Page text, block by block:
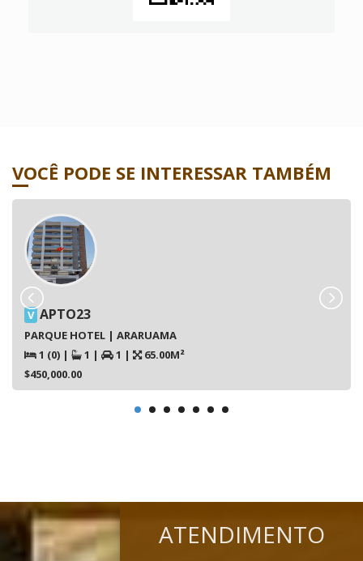
VOCÊ PODE SE INTERESSAR TAMBÉM
V APTO23
PARQUE HOTEL | ARARUAMA
1 (0) | 1 | 1 |
65.00M²
$450,000.00
ATENDIMENTO